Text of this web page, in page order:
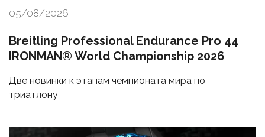
05/08/2026
Breitling Professional Endurance Pro 44
IRONMAN® World Championship 2026
Две новинки к этапам чемпионата мира по
триатлону